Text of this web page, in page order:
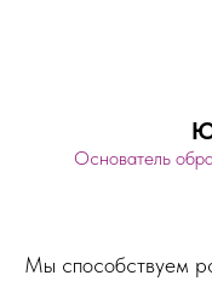
Основатель
Мы способствуем